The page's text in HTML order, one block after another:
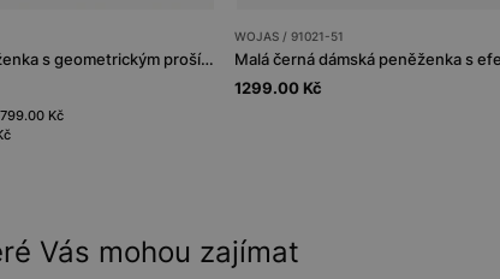
Černá dámská peněženka s geometrickým prošíváním RELAKS
Kč
WOJAS / 91021-51
1299.00 Kč
Vás mohou zajímat